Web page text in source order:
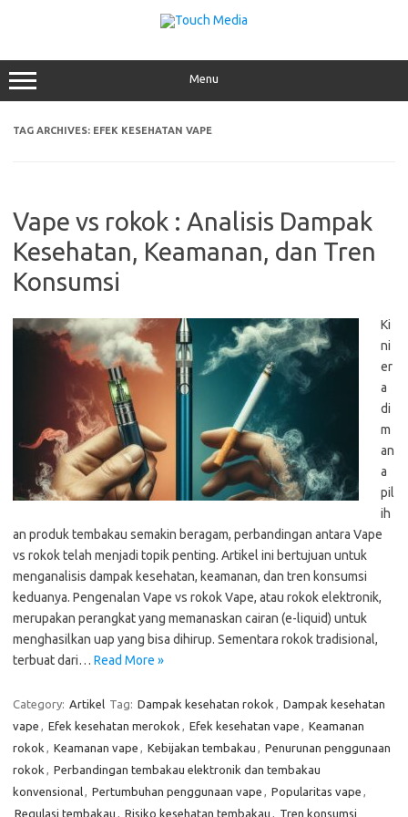
Menu
TAG ARCHIVES: EFEK KESEHATAN VAPE
Vape vs rokok : Analisis Dampak
Kesehatan, Keamanan, dan Tren
Konsumsi
Ki
ni
er
a
di
m
an
a
pil
ih
an produk tembakau semakin beragam, perbandingan antara Vape
vs rokok telah menjadi topik penting. Artikel ini bertujuan untuk
menganalisis dampak kesehatan, keamanan, dan tren konsumsi
keduanya. Pengenalan Vape vs rokok Vape, atau rokok elektronik,
merupakan perangkat yang memanaskan cairan (e-liquid) untuk
menghasilkan uap yang bisa dihirup. Sementara rokok tradisional,
terbuat dari… Read More »
Category: Artikel Tag: Dampak kesehatan rokok , Dampak kesehatan
vape , Efek kesehatan merokok , Efek kesehatan vape , Keamanan
rokok , Keamanan vape , Kebijakan tembakau , Penurunan penggunaan
rokok , Perbandingan tembakau elektronik dan tembakau
konvensional, Pertumbuhan penggunaan vape , Popularitas vape ,
Regulasi tembakau , Risiko kesehatan tembakau , Tren konsumsi